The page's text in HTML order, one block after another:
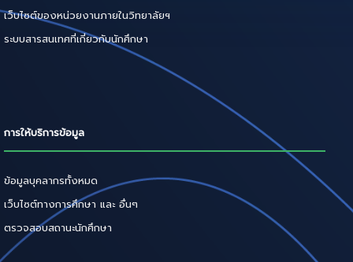
เว็บไซต์ของหน่วยงานภายในวิทยาลัยฯ
ระบบสารสนเทศที่เกี่ยวกับนักศึกษา
การให้บริการข้อมูล
ข้อมูลบุคลากรทั้งหมด
เว็บไซต์ทางการศึกษา และ อื่นๆ
ตรวจสอบสถานะนักศึกษา